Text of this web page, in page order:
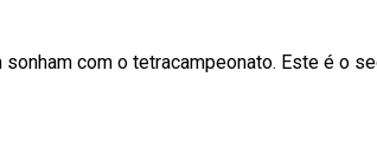
com o tetracampeonato. Este é o